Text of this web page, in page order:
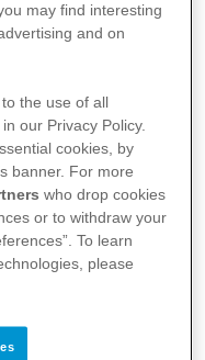
für ein
einer
Download
im
may find interesting
and on
the use of all
our Privacy Policy.
cookies, by
banner. For more
who drop cookies
or to withdraw your
To learn
please